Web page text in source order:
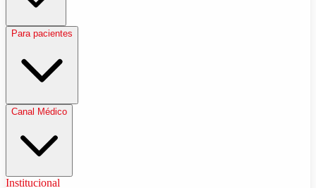
Para pacientes
Canal Médico
Institucional